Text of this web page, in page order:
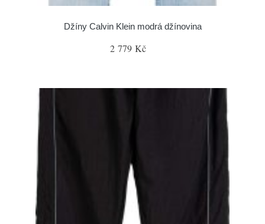
Džíny Calvin Klein modrá džínovina
2 779 Kč